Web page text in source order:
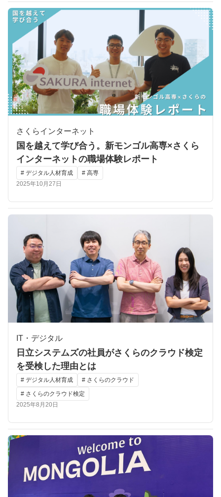
さくらインターネット
国を越えて学び合う。新モンゴル高専×さくら
インターネットの職場体験レポート
# デジタル人材育成
# 高専
2025年10月27日
IT・デジタル
日立システムズの社員がさくらのクラウド検定
を受検した理由とは
# デジタル人材育成
# さくらのクラウド
# さくらのクラウド検定
2025年8月20日